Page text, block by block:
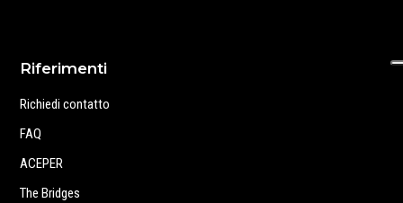
Riferimenti
Richiedi contatto
FAQ
ACEPER
The Bridges